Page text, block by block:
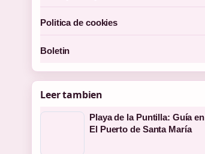
Politica de cookies
Boletin
Leer tambien
Playa de la Puntilla: Guía en
El Puerto de Santa María